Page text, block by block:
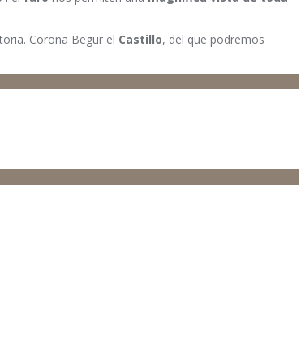
Corona Begur el Castillo, del que podremos